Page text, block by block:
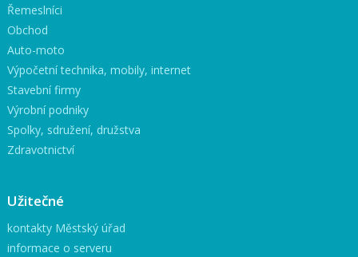
Řemeslníci
Obchod
Auto-moto
Výpočetní technika, mobily, internet
Stavební firmy
Výrobní podniky
Spolky, sdružení, družstva
Zdravotnictví
Užitečné
kontakty Městský úřad
informace o serveru